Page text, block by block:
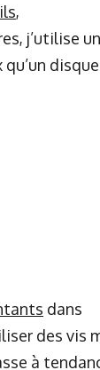
,
j’utilise
dans
des vis
à